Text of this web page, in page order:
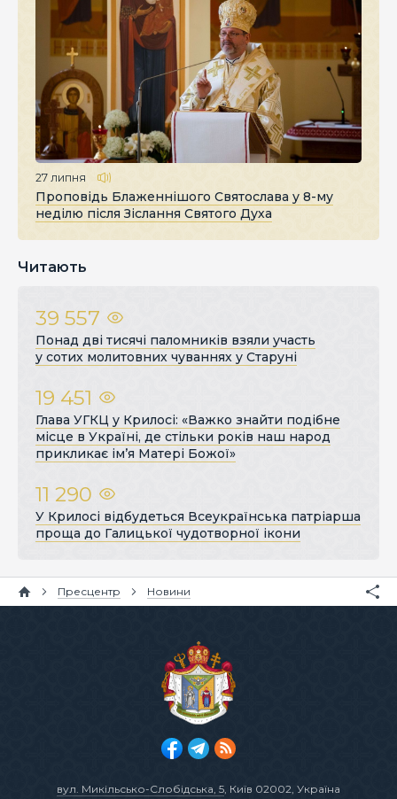
27 липня
Проповідь Блаженнішого Святослава у 8-му
неділю після Зіслання Святого Духа
Читають
39 557
Понад дві тисячі паломників взяли участь
у сотих молитовних чуваннях у Старуні
19 451
Глава УГКЦ у Крилосі: «Важко знайти подібне
місце в Україні, де стільки років наш народ
прикликає ім’я Матері Божої»
11 290
У Крилосі відбудеться Всеукраїнська патріарша
проща до Галицької чудотворної ікони
Пресцентр Новини
вул. Микільсько-Слобідська, 5, Київ 02002, Україна